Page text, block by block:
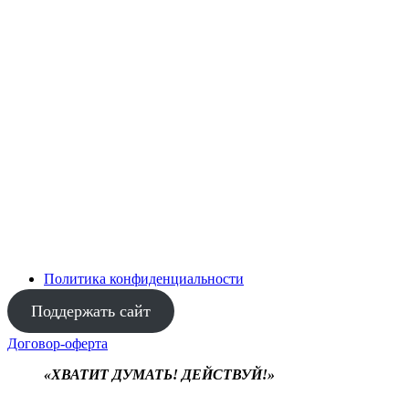
Политика конфиденциальности
Поддержать сайт
Договор-оферта
«ХВАТИТ ДУМАТЬ! ДЕЙСТВУЙ!»